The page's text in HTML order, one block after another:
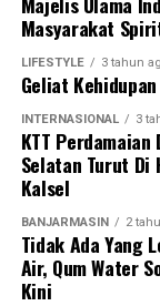
Masyarakat
LIFESTYLE 3 tahun
Geliat
INTERNASIONAL 3
KTT Perdamaian
Selatan Turut Di
Kalsel
BANJARMASIN 2
Tidak Ada Yang
Air, Qum Water
Kini